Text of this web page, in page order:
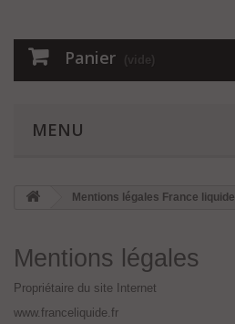
Panier (vide)
MENU
Mentions légales France liquide
Mentions légales
Propriétaire du site Internet
www.franceliquide.fr